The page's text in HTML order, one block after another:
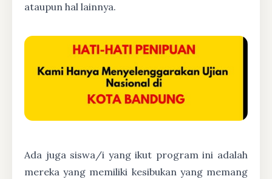
ataupun hal lainnya.
Ada juga siswa/i yang ikut program ini adalah
mereka yang memiliki kesibukan yang memang